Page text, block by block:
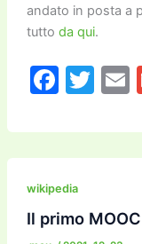
andato in posta a
tutto da qui.
F
c
e
b
o
T
itt
er l
wikipedia
Il primo